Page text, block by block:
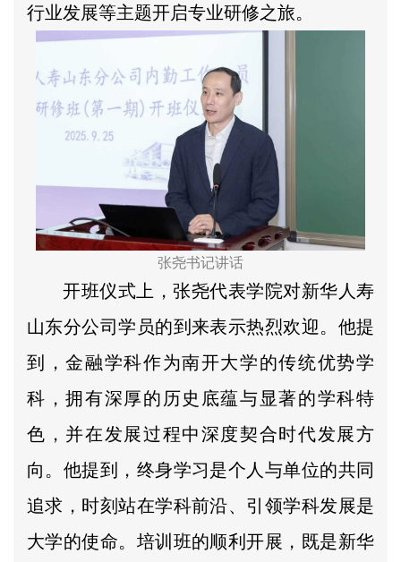
行业发展等主题开启专业研修之旅。
张尧书记讲话
开班仪式上，张尧代表学院对新华人寿
山东分公司学员的到来表示热烈欢迎。他提
到，金融学科作为南开大学的传统优势学
科，拥有深厚的历史底蕴与显著的学科特
色，并在发展过程中深度契合时代发展方
向。他提到，终身学习是个人与单位的共同
追求，时刻站在学科前沿、引领学科发展是
大学的使命。培训班的顺利开展，既是新华